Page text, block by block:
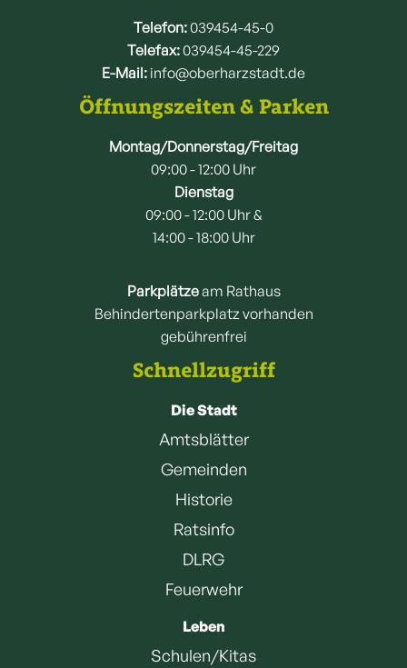
Telefon:039454-45-0
Telefax:039454-45-229
E-Mail: info@oberharzstadt.de
Öffnungszeiten & Parken
Montag/Donnerstag/Freitag
09:00 - 12:00 Uhr
Dienstag
09:00 - 12:00 Uhr &
14:00 - 18:00 Uhr
Parkplätzeam Rathaus
Behindertenparkplatz vorhanden
gebührenfrei
Schnellzugriff
Die Stadt
Amtsblätter
Gemeinden
Historie
Ratsinfo
DLRG
Feuerwehr
Leben
Schulen/Kitas